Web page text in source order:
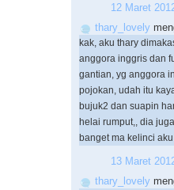
12 Maret
thary_lovely
kak, aku thary
anggora inggris dan
gantian, yg anggora
pojokan, udah itu
bujuk2 dan suapin
helai rumput,, dia
banget ma kelinci
13 Maret
thary_lovely